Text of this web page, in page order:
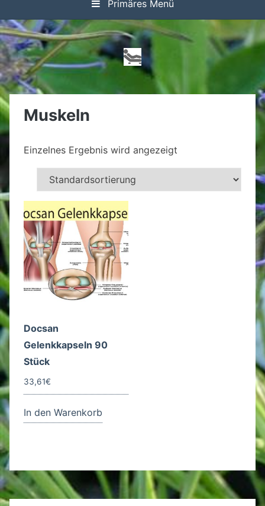
Primäres Menü
Muskeln
Einzelnes Ergebnis wird angezeigt
Docsan
Gelenkkapseln 90
Stück
33,61€
In den Warenkorb